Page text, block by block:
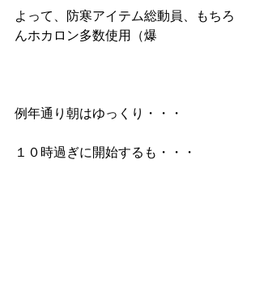
よって、防寒アイテム総動員、もちろ
んホカロン多数使用（爆
例年通り朝はゆっくり・・・
１０時過ぎに開始するも・・・